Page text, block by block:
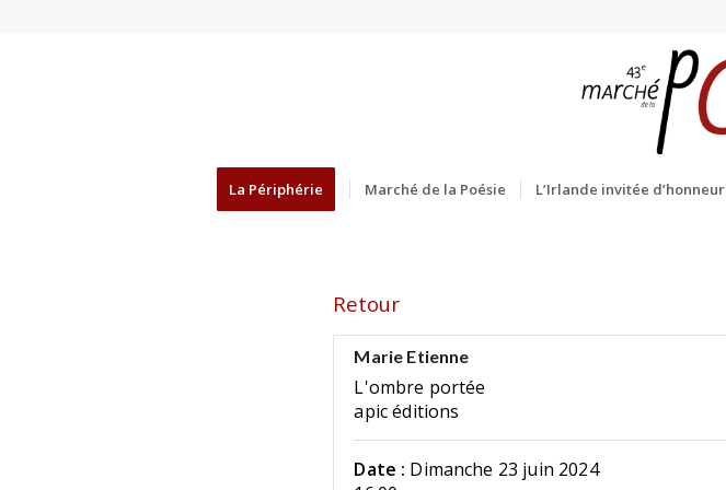
La Périphérie Marché de la Poésie L’Irlande invitée d’honneur
Retour
Marie Etienne
L'ombre portée
apic éditions
Date : Dimanche 23 juin 2024